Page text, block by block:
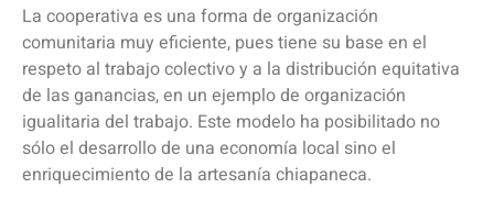
La cooperativa es una forma de organización
comunitaria muy eficiente, pues tiene su base en el
respeto al trabajo colectivo y a la distribución equitativa
de las ganancias, en un ejemplo de organización
igualitaria del trabajo. Este modelo ha posibilitado no
sólo el desarrollo de una economía local sino el
enriquecimiento de la artesanía chiapaneca.